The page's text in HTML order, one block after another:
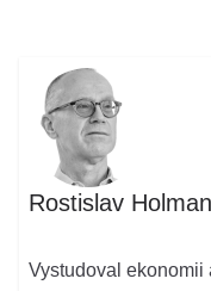
Rostislav Holman
Vystudoval ekonomii